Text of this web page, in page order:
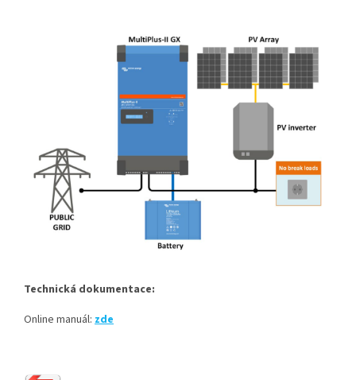
Technická dokumentace:
Online manuál: zde